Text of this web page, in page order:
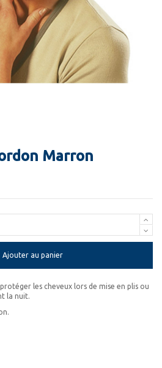
Marron
Ajouter au panier
les cheveux lors de mise en plis ou
la nuit.